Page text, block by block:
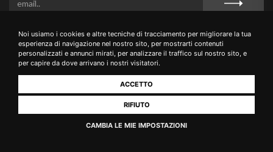
Noi usiamo i cookies e altre tecniche di tracciamento per migliorare la tua
esperienza di navigazione nel nostro sito, per mostrarti contenuti
personalizzati e annunci mirati, per analizzare il traffico sul nostro sito, e
per capire da dove arrivano i nostri visitatori.
ACCETTO
RIFIUTO
CAMBIA LE MIE IMPOSTAZIONI
Privacy Policy Cookie Policy Termini e Condizioni
1696461 - E-mail: info@buccianera.it - CIN: IT051002B5EYRGYTMR
Realizzato da